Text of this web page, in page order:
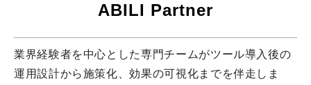
ABILI Partner
業界経験者を中心とした専門チームがツール導入後の
運用設計から施策化、効果の可視化までを伴走しま